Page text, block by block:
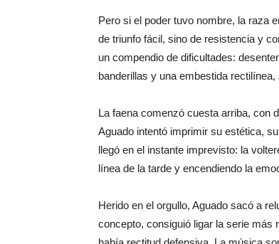
Pero si el poder tuvo nombre, la raza
de triunfo fácil, sino de resistencia y
un compendio de dificultades:
banderillas y una embestida
La faena comenzó cuesta arriba, con
Aguado intentó imprimir su estética,
llegó en el instante imprevisto: la
línea de la tarde y encendiendo la
Herido en el orgullo, Aguado sacó a
concepto, consiguió ligar la serie más